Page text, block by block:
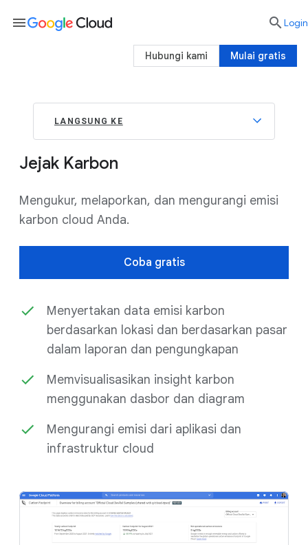
LANGSUNG KE
Jejak Karbon
Mengukur, melaporkan, dan mengurangi emisi
karbon cloud Anda.
Coba gratis
Menyertakan data emisi karbon
berdasarkan lokasi dan berdasarkan pasar
dalam laporan dan pengungkapan
Memvisualisasikan insight karbon
menggunakan dasbor dan diagram
Mengurangi emisi dari aplikasi dan
infrastruktur cloud
menu  Login
Mulai gratis
Hubungi kami